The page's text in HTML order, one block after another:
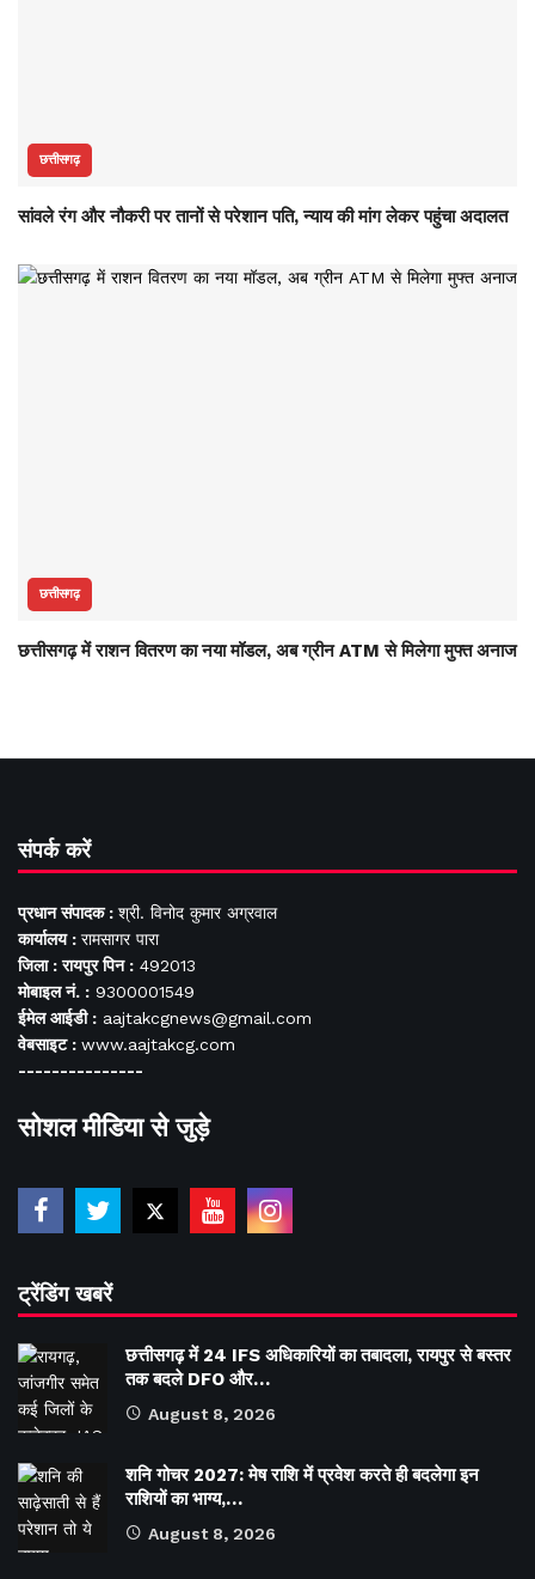
छत्तीसगढ़
सांवले रंग और नौकरी पर तानों से परेशान पति, न्याय की मांग लेकर पहुंचा अदालत
छत्तीसगढ़
छत्तीसगढ़ में राशन वितरण का नया मॉडल, अब ग्रीन ATM से मिलेगा मुफ्त अनाज
संपर्क करें
प्रधान संपादक : श्री. विनोद कुमार अग्रवाल
कार्यालय : रामसागर पारा
जिला : रायपुर पिन : 492013
मोबाइल नं. : 9300001549
ईमेल आईडी : aajtakcgnews@gmail.com
वेबसाइट : www.aajtakcg.com
---------------
सोशल मीडिया से जुड़े
ट्रेंडिंग खबरें
छत्तीसगढ़ में 24 IFS अधिकारियों का तबादला, रायपुर से बस्तर
तक बदले DFO और…
August 8, 2026
शनि गोचर 2027: मेष राशि में प्रवेश करते ही बदलेगा इन
राशियों का भाग्य,…
August 8, 2026